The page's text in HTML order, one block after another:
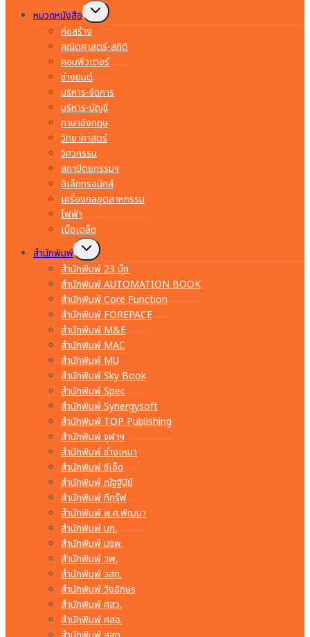
หมวดหนังสือ
Toggle
child
menu
ก่อสร้าง
คณิตศาสตร์-สถิติ
คอมพิวเตอร์
ช่างยนต์
บริหาร-จัดการ
บริหาร-บัญชี
ภาษาอังกฤษ
วิทยาศาสตร์
วิศวกรรม
สถาปัตยกรรมฯ
อิเล็กทรอนิกส์
เครื่องกลอุตสาหกรรม
ไฟฟ้า
เบ็ดเตล็ด
สำนักพิมพ์
Toggle
child
menu
สำนักพิมพ์ 23 บุ๊ค
สำนักพิมพ์ AUTOMATION BOOK
สำนักพิมพ์ Core Function
สำนักพิมพ์ FOREPACE
สำนักพิมพ์ M&E
สำนักพิมพ์ MAC
สำนักพิมพ์ MU
สำนักพิมพ์ Sky Book
สำนักพิมพ์ Spec
สำนักพิมพ์ Synergysoft
สำนักพิมพ์ TOP Publishing
สำนักพิมพ์ จุฬาฯ
สำนักพิมพ์ ช่างเหมา
สำนักพิมพ์ ซีเอ็ด
สำนักพิมพ์ ณัฐฐินีย์
สำนักพิมพ์ ทีกรุ๊ฟ
สำนักพิมพ์ พ.ศ.พัฒนา
สำนักพิมพ์ มก.
สำนักพิมพ์ มจพ.
สำนักพิมพ์ วพ.
สำนักพิมพ์ วสท.
สำนักพิมพ์ วังอักษร
สำนักพิมพ์ ศสว.
สำนักพิมพ์ ศสอ.